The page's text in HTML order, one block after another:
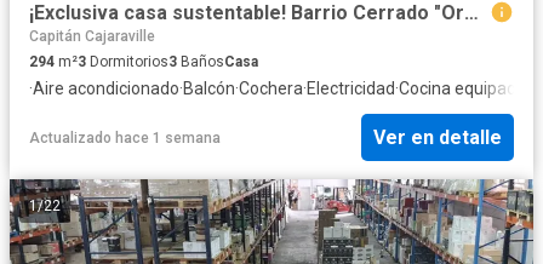
¡Exclusiva casa sustentable! Barrio Cerrado "Organa", Martínez (295 m2)
Capitán Cajaraville
294 m²3 Dormitorios3 BañosCasa
·Aire acondicionado·Balcón·Cochera·Electricidad·Cocina equipada
Actualizado hace 1 semana Ver en detalle
1/22